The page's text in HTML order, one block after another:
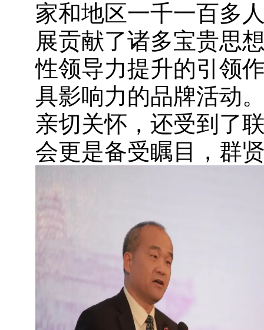
家和地区一千一百多
展贡献了诸多宝贵思
性领导力提升的引领
具影响力的品牌活动
亲切关怀，还受到了
会更是备受瞩目，群